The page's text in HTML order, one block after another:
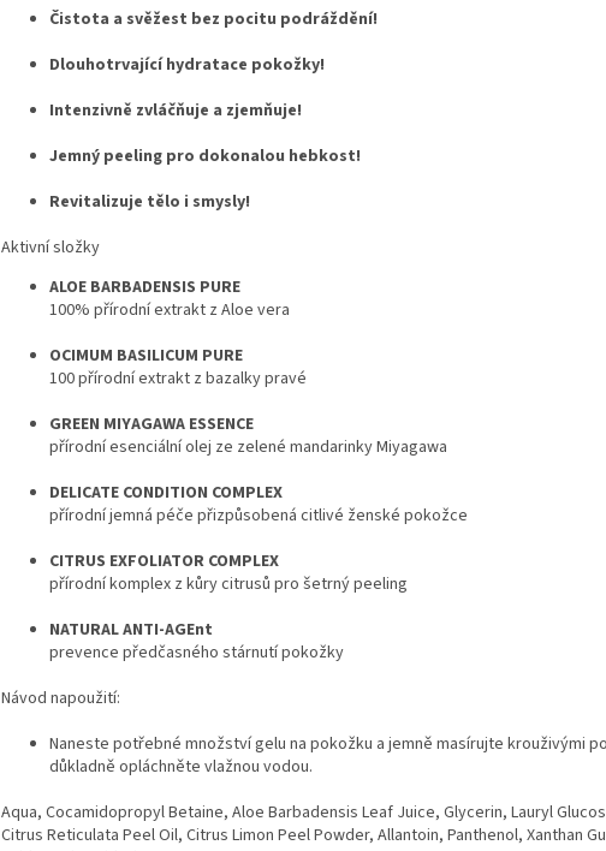
Čistota a svěžest bez pocitu podráždění!
Dlouhotrvající hydratace pokožky!
Intenzivně zvláčňuje a zjemňuje!
Jemný peeling pro dokonalou hebkost!
Revitalizuje tělo i smysly!
Aktivní složky
ALOE BARBADENSIS PURE
100% přírodní extrakt z Aloe vera
OCIMUM BASILICUM PURE
100 přírodní extrakt z bazalky pravé
GREEN MIYAGAWA ESSENCE
přírodní esenciální olej ze zelené mandarinky Miyagawa
DELICATE CONDITION COMPLEX
přírodní jemná péče přizpůsobená citlivé ženské pokožce
CITRUS EXFOLIATOR COMPLEX
přírodní komplex z kůry citrusů pro šetrný peeling
NATURAL ANTI-AGEnt
prevence předčasného stárnutí pokožky
Návod napoužití:
Naneste potřebné množství gelu na pokožku a jemně masírujte krouživými
důkladně opláchněte vlažnou vodou.
Aqua, Cocamidopropyl Betaine, Aloe Barbadensis Leaf Juice, Glycerin, Lauryl
Citrus Reticulata Peel Oil, Citrus Limon Peel Powder, Allantoin, Panthenol, Xanthan